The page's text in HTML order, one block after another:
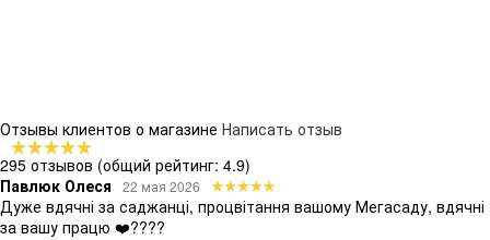
Отзывы клиентов о магазине Написать отзыв
295 отзывов (общий рейтинг: 4.9)
Павлюк Олеся
22 мая 2026
Дуже вдячні за саджанці, процвітання вашому Мегасаду, вдячні
за вашу працю ❤️????